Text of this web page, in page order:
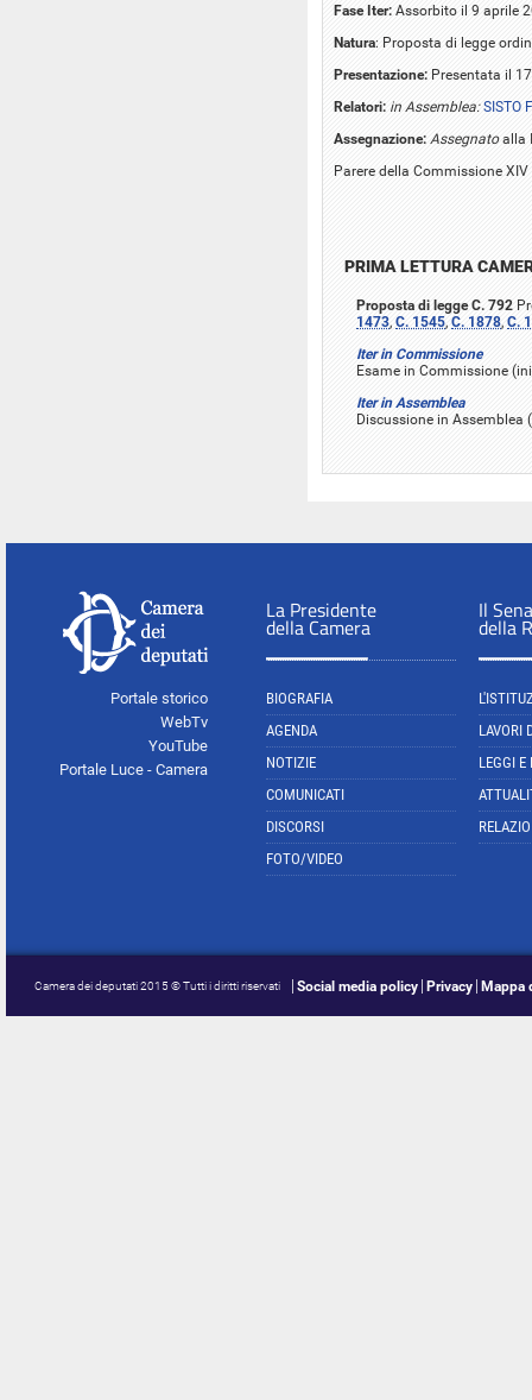
Fase Iter: Assorbito il 9 aprile
Natura: Proposta di legge
Presentazione: Presentata il
Relatori: in Assemblea:SISTO
Assegnazione: Assegnatoalla
Parere della Commissione
PRIMA LETTURA
Proposta di legge C. 792
1473, C. 1545, C. 1878, C.
Iter in Commissione
Esame in Commissione
Iter in Assemblea
Discussione in
Portale storico
WebTv
YouTube
Portale Luce - Camera
La Presidente
della Camera
BIOGRAFIA
AGENDA
NOTIZIE
COMUNICATI
DISCORSI
FOTO/VIDEO
Il
della
LAVORI
LEGGI E
Camera dei deputati 2015 © Tutti i diritti riservati Social media policy Privacy Mappa